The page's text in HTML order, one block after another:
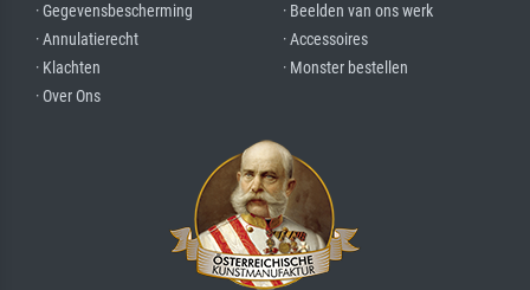
· Gegevensbescherming
· Annulatierecht
· Klachten
· Over Ons
· Beelden van ons werk
· Accessoires
· Monster bestellen